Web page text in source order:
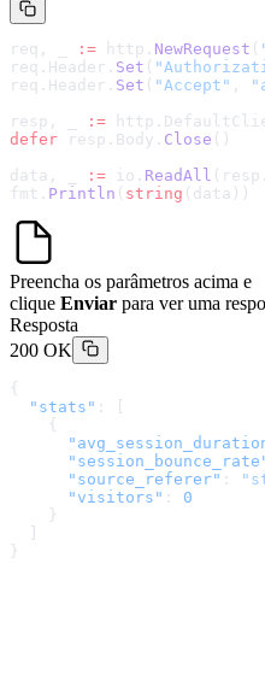
req, _ := http. NewRequest (
req.Header. Set (
req.Header. Set ( "Accept" ,
resp, _
:=
defer resp.Body. Close ()
data, _
:= io. ReadAll
fmt. Println ( string (data))
Preencha os parâmetros acima e
clique Enviar para ver uma
Resposta
200 OK
{
  "stats"
: [
    {
      "source_referer"
:
      "visitors"
: 0
    }
}